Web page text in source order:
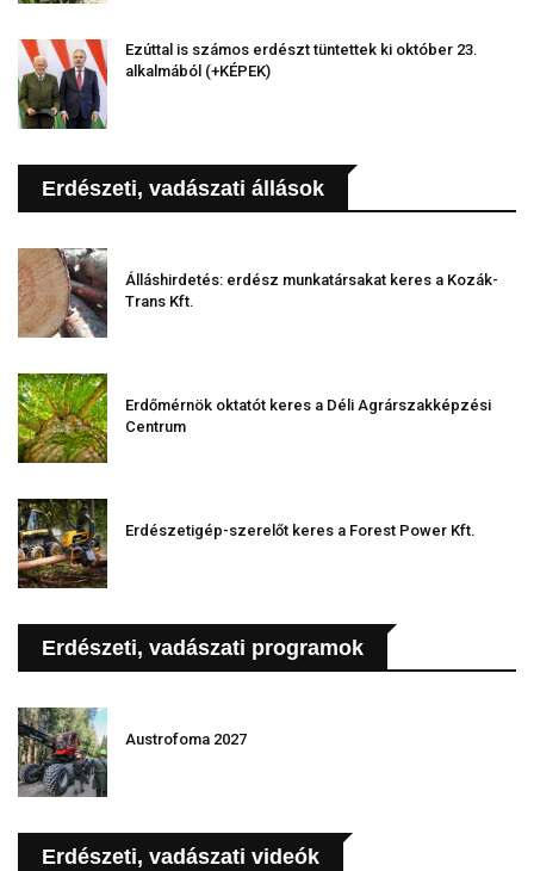
Ezúttal is számos erdészt tüntettek ki október 23.
alkalmából (+KÉPEK)
Erdészeti, vadászati állások
Álláshirdetés: erdész munkatársakat keres a Kozák-
Trans Kft.
Erdőmérnök oktatót keres a Déli Agrárszakképzési
Centrum
Erdészetigép-szerelőt keres a Forest Power Kft.
Erdészeti, vadászati programok
Austrofoma 2027
Erdészeti, vadászati videók